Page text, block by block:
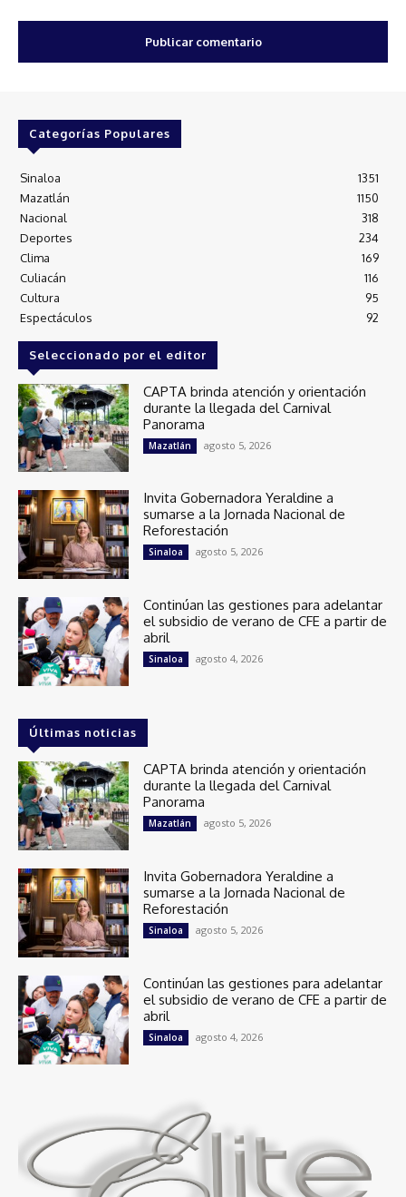
Categorías Populares
Sinaloa
1351
Mazatlán
1150
Nacional
318
Deportes
234
Clima
169
Culiacán
116
Cultura
95
Espectáculos
92
Seleccionado por el editor
CAPTA brinda atención y orientación
durante la llegada del Carnival
Panorama
Mazatlán agosto 5, 2026
Invita Gobernadora Yeraldine a
sumarse a la Jornada Nacional de
Reforestación
Sinaloa agosto 5, 2026
Continúan las gestiones para adelantar
el subsidio de verano de CFE a partir de
abril
Sinaloa agosto 4, 2026
Últimas noticias
CAPTA brinda atención y orientación
durante la llegada del Carnival
Panorama
Mazatlán agosto 5, 2026
Invita Gobernadora Yeraldine a
sumarse a la Jornada Nacional de
Reforestación
Sinaloa agosto 5, 2026
Continúan las gestiones para adelantar
el subsidio de verano de CFE a partir de
abril
Sinaloa agosto 4, 2026